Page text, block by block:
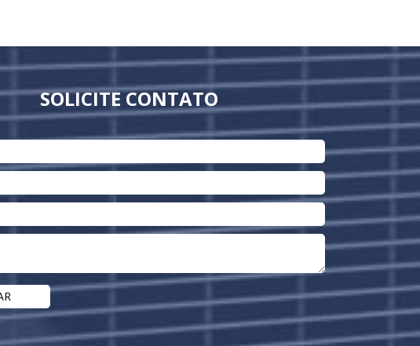
SOLICITE CONTATO